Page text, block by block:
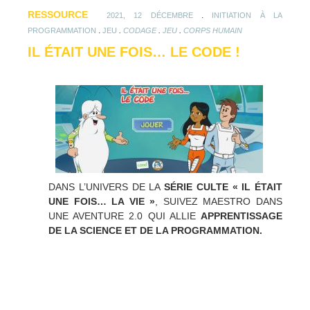
RESSOURCE 2021, 12 DÉCEMBRE.
INITIATION À LA
PROGRAMMATION
JEU CODAGE. JEU CORPS HUMAIN
IL ÉTAIT UNE FOIS… LE CODE !
DANS L’UNIVERS DE LA SÉRIE CULTE « IL ÉTAIT
UNE FOIS… LA VIE » , SUIVEZ MAESTRO DANS
UNE AVENTURE 2.0 QUI ALLIE APPRENTISSAGE
DE LA SCIENCE ET DE LA PROGRAMMATION.